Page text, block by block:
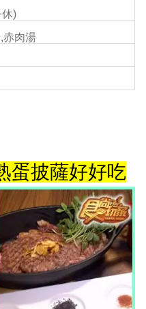
)
赤肉湯
蛋披薩好好吃